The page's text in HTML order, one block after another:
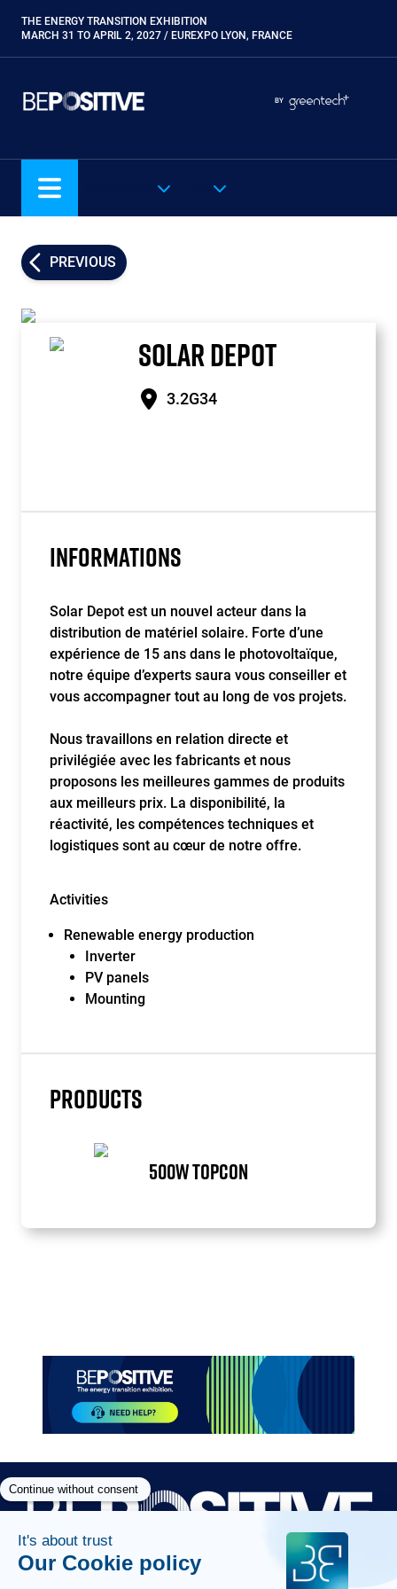
main
Paragraphes
THE ENERGY TRANSITION EXHIBITION
MARCH 31 TO APRIL 2, 2027 / EUREXPO LYON, FRANCE
Paragraphes Paragraphes
BY
Piscine Global
PREVIOUS
SOLAR DEPOT
3.2G34
INFORMATIONS
Solar Depot est un nouvel acteur dans la
distribution de matériel solaire. Forte d’une
expérience de 15 ans dans le photovoltaïque,
notre équipe d’experts saura vous conseiller et
vous accompagner tout au long de vos projets.
Nous travaillons en relation directe et
privilégiée avec les fabricants et nous
proposons les meilleures gammes de produits
aux meilleurs prix. La disponibilité, la
réactivité, les compétences techniques et
logistiques sont au cœur de notre offre.
Activities
Renewable energy production
Inverter
PV panels
Mounting
PRODUCTS
500W TOPCON
of
Paragraphes
Paragraphes
Paragraphes